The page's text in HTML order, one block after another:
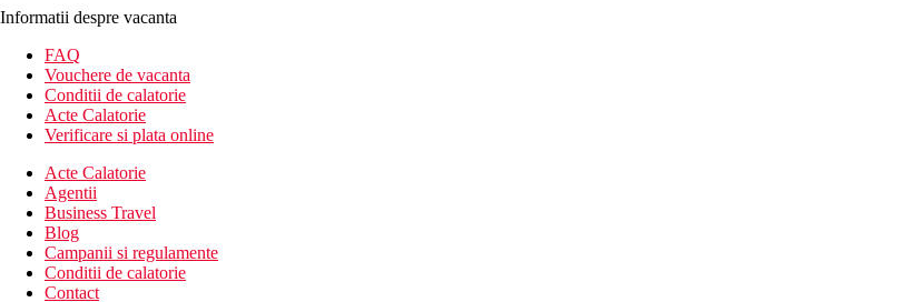
Informatii despre vacanta
FAQ
Vouchere de vacanta
Conditii de calatorie
Acte Calatorie
Verificare si plata online
Acte Calatorie
Agentii
Business Travel
Blog
Campanii si regulamente
Conditii de calatorie
Contact